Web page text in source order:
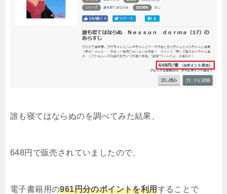
誰も寝てはならぬのを調べてみた結果
648円で販売されていましたので、
電子書籍用の961円分のポイントを利用することで